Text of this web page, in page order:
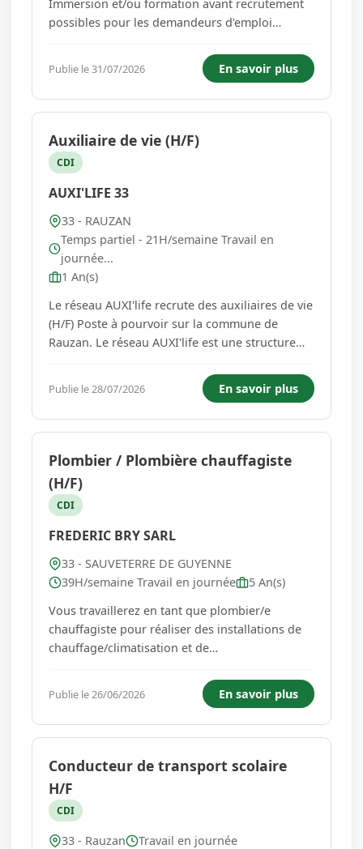
Immersion et/ou formation avant recrutement
possibles pour les demandeurs d'emploi
responsable du rayon pâtisserie Vos missions :
- Fabrication pain, pates gâteaux Conseille les
clients sur le choix des produits ...
Publie le 31/07/2026 En savoir plus
Auxiliaire de vie (H/F)
CDI
AUXI'LIFE 33
33 - RAUZAN
Temps partiel - 21H/semaine Travail en
journée...
1 An(s)
Le réseau AUXI'life recrute des auxiliaires de vie
(H/F) Poste à pourvoir sur la commune de
Rauzan. Le réseau AUXI'life est une structure
d'aide à domicile. Créé en 2005, il compte
aujourd'hui plus de 70 agences spécialisées
dans l'accompagnement...
Publie le 28/07/2026 En savoir plus
Plombier / Plombière chauffagiste
(H/F)
CDI
FREDERIC BRY SARL
33 - SAUVETERRE DE GUYENNE
39H/semaine Travail en journée
5 An(s)
Vous travaillerez en tant que plombier/e
chauffagiste pour réaliser des installations de
chauffage/climatisation et de
Publie le 26/06/2026 En savoir plus
Conducteur de transport scolaire
H/F
CDI
33 - Rauzan
Travail en journée